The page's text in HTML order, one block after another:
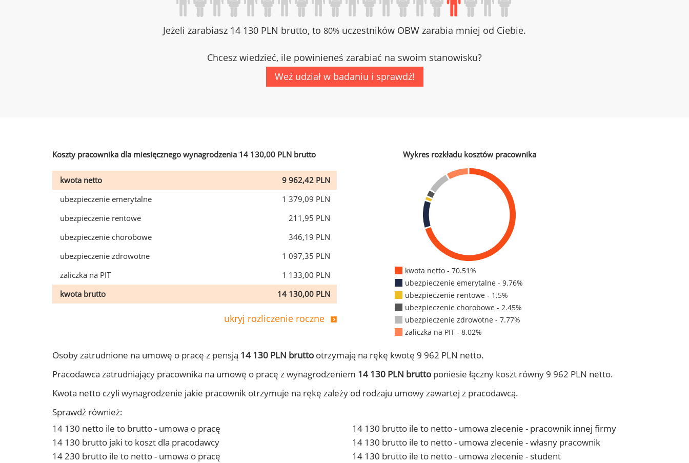
Jeżeli zarabiasz 14 130 PLN brutto, to 80% uczestników OBW zarabia mniej od Ciebie.
Chcesz wiedzieć, ile powinieneś zarabiać na swoim stanowisku?
Weź udział w badaniu i sprawdź!
Koszty pracownika dla miesięcznego wynagrodzenia 14 130,00 PLN brutto
kwota netto
9 962,42 PLN
ubezpieczenie emerytalne
1 379,09 PLN
ubezpieczenie rentowe
211,95 PLN
ubezpieczenie chorobowe
346,19 PLN
ubezpieczenie zdrowotne
1 097,35 PLN
zaliczka na PIT
1 133,00 PLN
kwota brutto
14 130,00 PLN
ukryj rozliczenie roczne
Wykres rozkładu kosztów pracownika
kwota netto - 70.51%
ubezpieczenie emerytalne - 9.76%
ubezpieczenie rentowe - 1.5%
ubezpieczenie chorobowe - 2.45%
ubezpieczenie zdrowotne - 7.77%
zaliczka na PIT - 8.02%
Osoby zatrudnione na umowę o pracę z pensją 14 130 PLN brutto otrzymają na rękę kwotę 9 962 PLN netto.
Pracodawca zatrudniający pracownika na umowę o pracę z wynagrodzeniem 14 130 PLN brutto poniesie łączny koszt równy 9 962 PLN netto.
Kwota netto czyli wynagrodzenie jakie pracownik otrzymuje na rękę zależy od rodzaju umowy zawartej z pracodawcą.
Sprawdź również:
14 130 netto ile to brutto - umowa o pracę
14 130 brutto jaki to koszt dla pracodawcy
14 230 brutto ile to netto - umowa o pracę
14 130 brutto ile to netto - umowa zlecenie - pracownik innej firmy
14 130 brutto ile to netto - umowa zlecenie - własny pracownik
14 130 brutto ile to netto - umowa zlecenie - student